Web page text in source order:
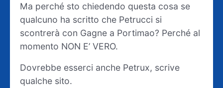
Ma perché sto chiedendo questa cosa se
qualcuno ha scritto che Petrucci si
scontrerà con Gagne a Portimao? Perché al
momento NON E’ VERO.
Dovrebbe esserci anche Petrux, scrive
qualche sito.